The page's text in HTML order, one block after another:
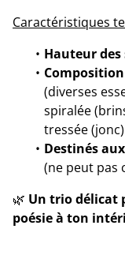
Caractéristiques
Hauteur
(diverses
spiralée
tressée (jonc)
Destinés
(ne peut pas
🌿 Un trio délicat
poésie à ton